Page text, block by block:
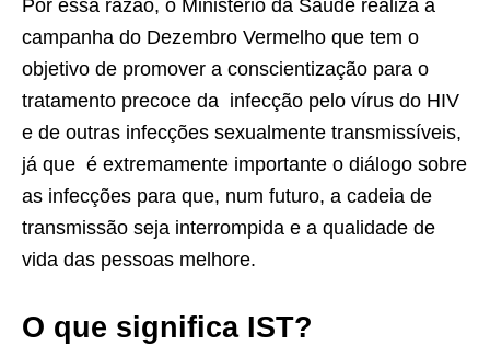
Por essa razão, o Ministério da Saúde realiza a
campanha do Dezembro Vermelho que tem o
objetivo de promover a conscientização para o
tratamento precoce da infecção pelo vírus do HIV
e de outras infecções sexualmente transmissíveis,
já que é extremamente importante o diálogo sobre
as infecções para que, num futuro, a cadeia de
transmissão seja interrompida e a qualidade de
vida das pessoas melhore.
O que significa IST?